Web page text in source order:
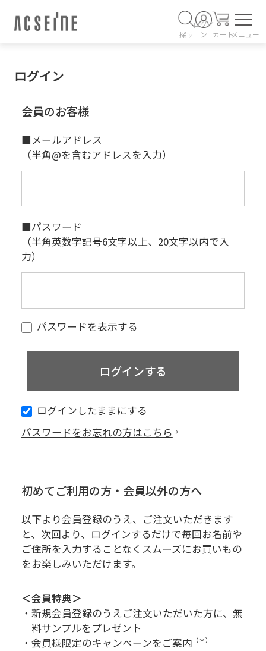
探す
ログイ
ン
カートメニュー
ログイン
会員のお客様
■メールアドレス
（半角@を含むアドレスを入力）
■パスワード
（半角英数字記号6文字以上、20文字以内で入
力）
パスワードを表示する
ログインしたままにする
パスワードをお忘れの方はこちら
初めてご利用の方・会員以外の方へ
以下より会員登録のうえ、ご注文いただきます
と、次回より、 ログインするだけで毎回お名前や
ご住所を入力することなく スムーズにお買いもの
をお楽しみいただけます。
＜会員特典＞
・新規会員登録のうえご注文いただいた方に、無
料サンプルをプレゼント
・会員様限定のキャンペーンをご案内 （＊）